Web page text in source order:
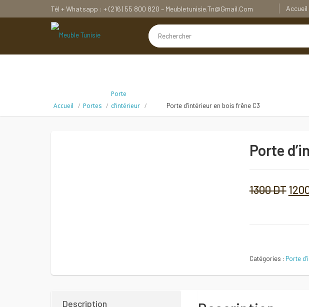
Accueil
Tél + Whatsapp : + (216) 55 800 820 – Meubletunisie.tn@gmail.com
Accueil Portes
Porte
d’intérieur
Porte d’intérieur en bois frêne C3
Porte
1300DT Le
Catégories : Porte
Description